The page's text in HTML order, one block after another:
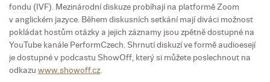
fondu (IVF). Mezinárodní diskuze probíhají na platformě Zoom
v anglickém jazyce. Během diskusních setkání mají diváci možnost
pokládat hostům otázky a jejich záznamy jsou zpětně dostupné na
YouTube kanále PerformCzech. Shrnutí diskuzí ve formě audioesejí
je dostupné v podcastu ShowOff, který si můžete poslechnout na
odkazu www.showoff.cz.